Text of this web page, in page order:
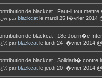
de blackcat : Faut-il tout mettre
par blackcat le mardi 25 f�vrier 2014
de blackcat : 18e Journ�e
par blackcat le lundi 24 f�vrier 2014
de blackcat : Solidarit� contre
par blackcat le jeudi 20 f�vrier 2014